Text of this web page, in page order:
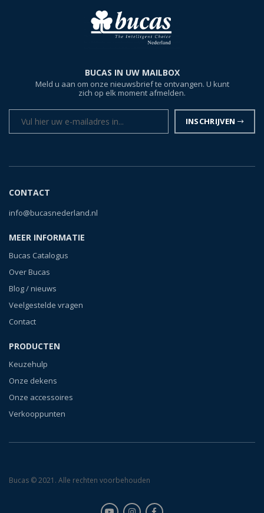
BUCAS IN UW MAILBOX
Meld u aan om onze nieuwsbrief te ontvangen. U kunt
zich op elk moment afmelden.
INSCHRIJVEN
CONTACT
info@bucasnederland.nl
MEER INFORMATIE
Bucas Catalogus
Over Bucas
Blog / nieuws
Veelgestelde vragen
Contact
PRODUCTEN
Keuzehulp
Onze dekens
Onze accessoires
Verkooppunten
Bucas © 2021. Alle rechten voorbehouden